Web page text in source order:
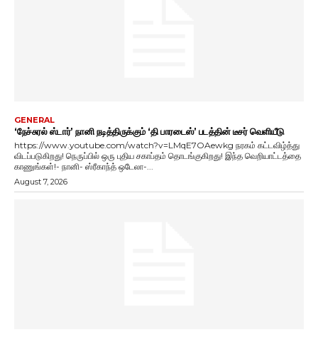
GENERAL
‘நேச்சுரல் ஸ்டார்’ நானி நடித்திருக்கும் ‘தி பாரடைஸ்’ படத்தின் டீசர் வெளியீடு
https://www.youtube.com/watch?v=LMqE7OAewkg நரகம் கட்டவிழ்த்து
விடப்படுகிறது! நெருப்பில் ஒரு புதிய சகாப்தம் தொடங்குகிறது! இந்த வெறியாட்டத்தை
காணுங்கள்!- நானி- ஸ்ரீகாந்த் ஒடேலா-...
August 7, 2026